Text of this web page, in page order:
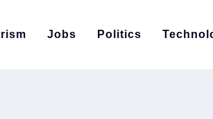
Jobs Politics